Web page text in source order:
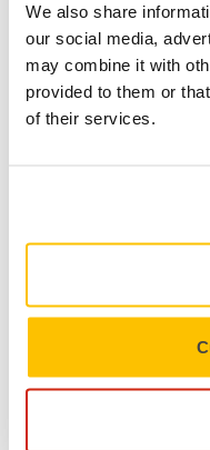
We also share
our social media,
may combine it with
provided to them or
of their services.
LEVERES TIL DIG
Levering indenfor
Levering i
Blød, 6-huls slibesål 150